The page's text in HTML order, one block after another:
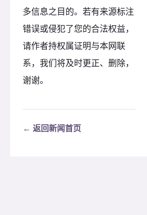
多信息之目的。若有来源标注
错误或侵犯了您的合法权益，
请作者持权属证明与本网联
系，我们将及时更正、删除，
谢谢。
← 返回新闻首页